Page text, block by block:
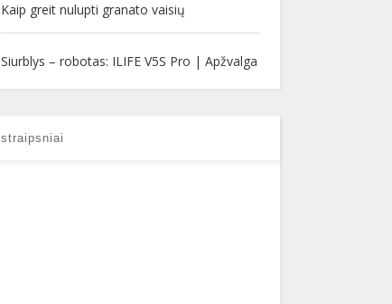
Kaip greit nulupti granato vaisių
Siurblys – robotas: ILIFE V5S Pro | Apžvalga
straipsniai